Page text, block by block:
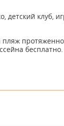
детский клуб,
бесплатно.